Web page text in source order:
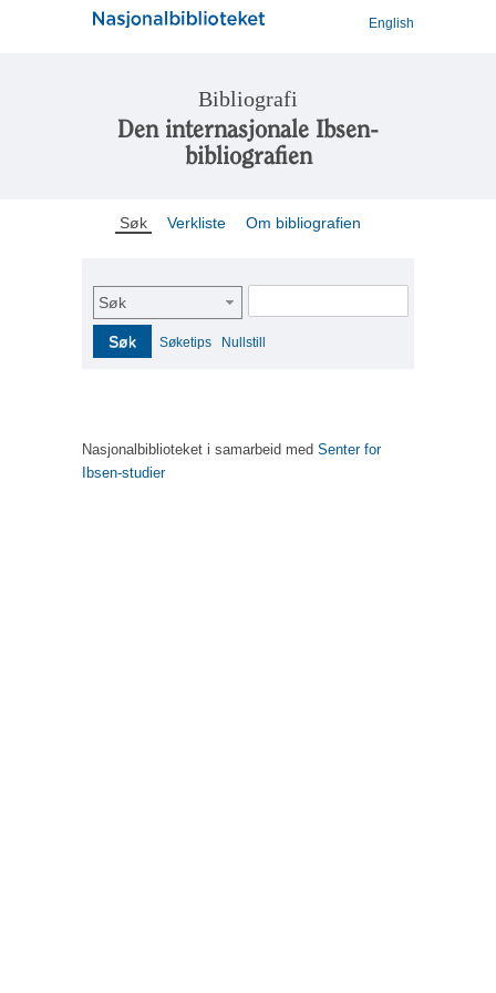
English
Bibliografi
Den internasjonale Ibsen-
bibliografien
Søk Verkliste Om bibliografien
Søk
Søk Søketips Nullstill
Nasjonalbiblioteket i samarbeid med Senter for
Ibsen-studier